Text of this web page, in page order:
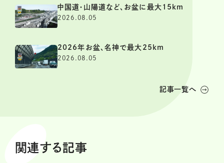
中国道・山陽道など、お盆に最大15km
2026.08.05
2026年お盆、名神で最大25km
2026.08.05
記事一覧へ
関連する記事